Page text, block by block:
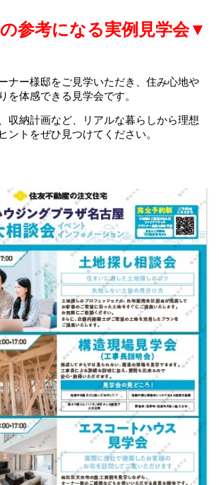
参考になる実例見学会▼
ナー様邸をご見学いただき、住み心地や
を体感できる見学会です。
収納計画など、リアルな暮らしから理想
ントをぜひ見つけてください。